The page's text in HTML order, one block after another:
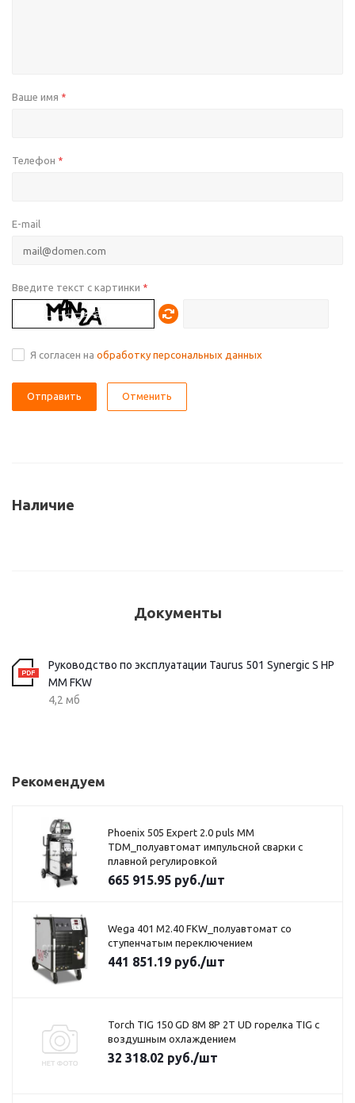
Ваше имя *
Телефон *
E-mail
Введите текст с картинки *
Я согласен на обработку персональных данных
Отменить
Наличие
Документы
Руководство по эксплуатации Taurus 501 Synergic S HP
MM FKW
4,2 мб
Рекомендуем
Phoenix 505 Expert 2.0 puls MM
TDM_полуавтомат импульсной сварки с
плавной регулировкой
665 915.95 руб./шт
Wega 401 M2.40 FKW_полуавтомат со
ступенчатым переключением
441 851.19 руб./шт
Torch TIG 150 GD 8М 8Р 2T UD горелка TIG с
воздушным охлаждением
32 318.02 руб./шт